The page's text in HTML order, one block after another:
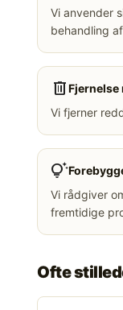
Vi anvender
behandling
deleteFjernelse
Vi fjerner
tips_and_updates
Vi rådgiver
fremtidige
Ofte